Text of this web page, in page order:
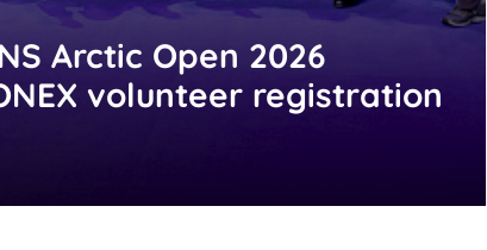
Arctic Open 2026
volunteer registration